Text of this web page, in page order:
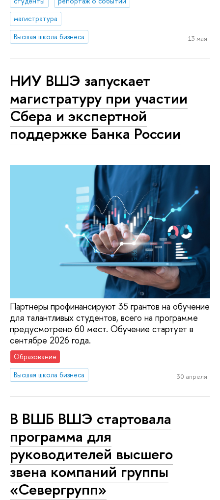
магистратура
Высшая школа бизнеса
13 мая
НИУ ВШЭ запускает
магистратуру при участии
Сбера и экспертной
поддержке Банка России
Партнеры профинансируют 35 грантов на обучение
для талантливых студентов, всего на программе
предусмотрено 60 мест. Обучение стартует в
сентябре 2026 года.
Образование
Высшая школа бизнеса
30 апреля
В ВШБ ВШЭ стартовала
программа для
руководителей высшего
звена компаний группы
«Севергрупп»